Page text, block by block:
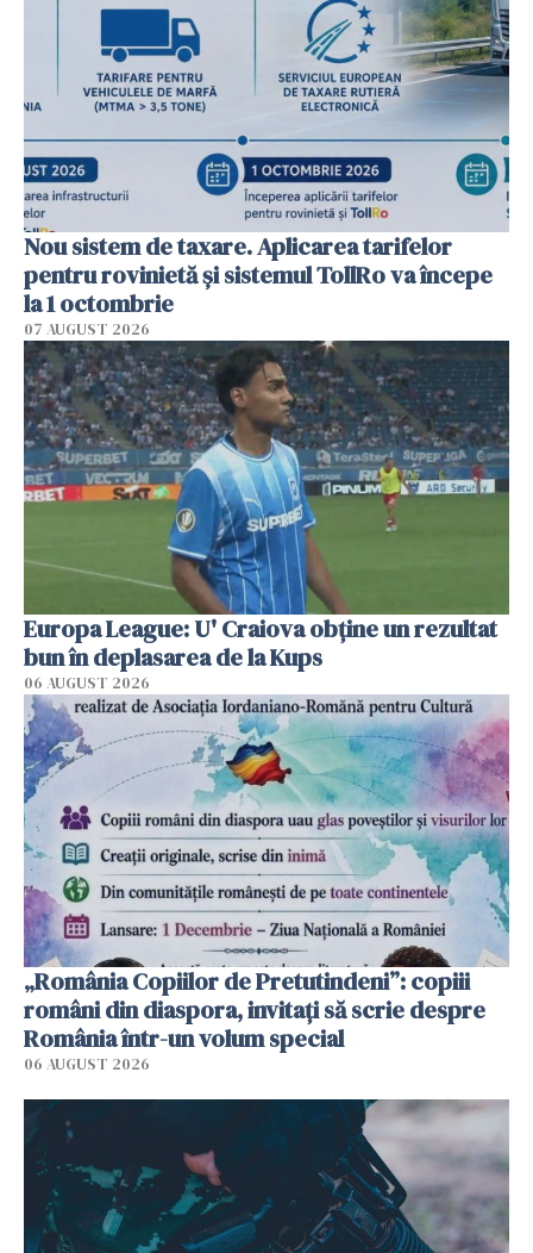
Nou sistem de taxare. Aplicarea tarifelor
pentru rovinietă şi sistemul TollRo va începe
la 1 octombrie
07 AUGUST 2026
Europa League: U' Craiova obține un rezultat
bun în deplasarea de la Kups
06 AUGUST 2026
„România Copiilor de Pretutindeni”: copiii
români din diaspora, invitați să scrie despre
România într-un volum special
06 AUGUST 2026